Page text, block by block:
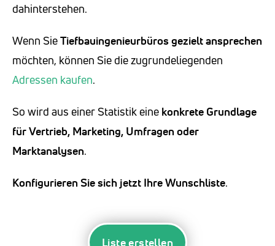
dahinterstehen.
Wenn SieTiefbauingenieurbürosgezielt ansprechen
möchten, können Sie die zugrundeliegenden
Adressen kaufen.
So wird aus einer Statistik eine konkrete Grundlage
für Vertrieb, Marketing, Umfragen oder
Marktanalysen.
Konfigurieren Sie sich jetzt Ihre Wunschliste.
Liste erstellen